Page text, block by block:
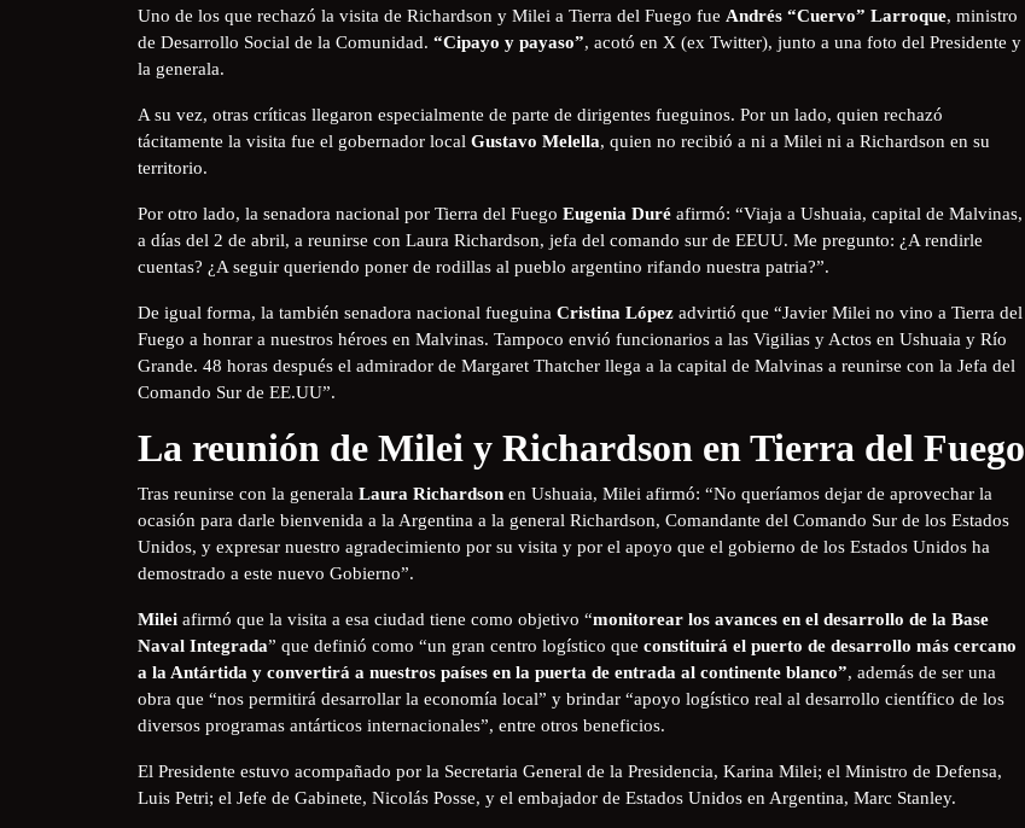
Uno de los que rechazó la visita de Richardson y Milei a Tierra del Fuego fue Andrés “Cuervo” Larroque, ministro
de Desarrollo Social de la Comunidad. “Cipayo y payaso”, acotó en X (ex Twitter), junto a una foto del Presidente y
la generala.
A su vez, otras críticas llegaron especialmente de parte de dirigentes fueguinos. Por un lado, quien rechazó
tácitamente la visita fue el gobernador local Gustavo Melella, quien no recibió a ni a Milei ni a Richardson en su
territorio.
Por otro lado, la senadora nacional por Tierra del Fuego Eugenia Duré afirmó: “Viaja a Ushuaia, capital de Malvinas,
a días del 2 de abril, a reunirse con Laura Richardson, jefa del comando sur de EEUU. Me pregunto: ¿A rendirle
cuentas? ¿A seguir queriendo poner de rodillas al pueblo argentino rifando nuestra patria?”.
De igual forma, la también senadora nacional fueguina Cristina López advirtió que “Javier Milei no vino a Tierra del
Fuego a honrar a nuestros héroes en Malvinas. Tampoco envió funcionarios a las Vigilias y Actos en Ushuaia y Río
Grande. 48 horas después el admirador de Margaret Thatcher llega a la capital de Malvinas a reunirse con la Jefa del
Comando Sur de EE.UU”.
La reunión de Milei y Richardson en Tierra del Fuego
Tras reunirse con la generala Laura Richardson en Ushuaia, Milei afirmó: “No queríamos dejar de aprovechar la
ocasión para darle bienvenida a la Argentina a la general Richardson, Comandante del Comando Sur de los Estados
Unidos, y expresar nuestro agradecimiento por su visita y por el apoyo que el gobierno de los Estados Unidos ha
demostrado a este nuevo Gobierno”.
Milei afirmó que la visita a esa ciudad tiene como objetivo “monitorear los avances en el desarrollo de la Base
Naval Integrada” que definió como “un gran centro logístico que constituirá el puerto de desarrollo más cercano
a la Antártida y convertirá a nuestros países en la puerta de entrada al continente blanco”, además de ser una
obra que “nos permitirá desarrollar la economía local” y brindar “apoyo logístico real al desarrollo científico de los
diversos programas antárticos internacionales”, entre otros beneficios.
El Presidente estuvo acompañado por la Secretaria General de la Presidencia, Karina Milei; el Ministro de Defensa,
Luis Petri; el Jefe de Gabinete, Nicolás Posse, y el embajador de Estados Unidos en Argentina, Marc Stanley.